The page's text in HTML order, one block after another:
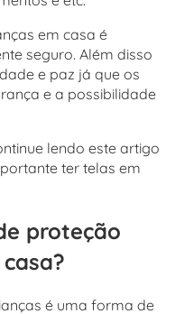
em casa é
seguro. Além disso
e paz já que os
e a possibilidade
lendo este artigo
ter telas em
proteção
é uma forma de